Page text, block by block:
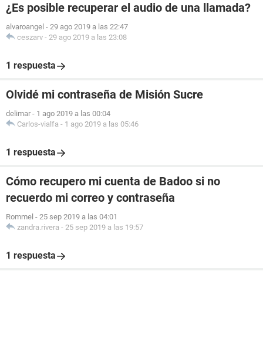
¿Es posible recuperar el audio de una llamada?
alvaroangel - 29 ago 2019 a las 22:47
ceszarv - 29 ago 2019 a las 23:08
1 respuesta
Olvidé mi contraseña de Misión Sucre
delimar - 1 ago 2019 a las 00:04
Carlos-vialfa - 1 ago 2019 a las 05:46
1 respuesta
Cómo recupero mi cuenta de Badoo si no
recuerdo mi correo y contraseña
Rommel - 25 sep 2019 a las 04:01
zandra.rivera - 25 sep 2019 a las 19:57
1 respuesta